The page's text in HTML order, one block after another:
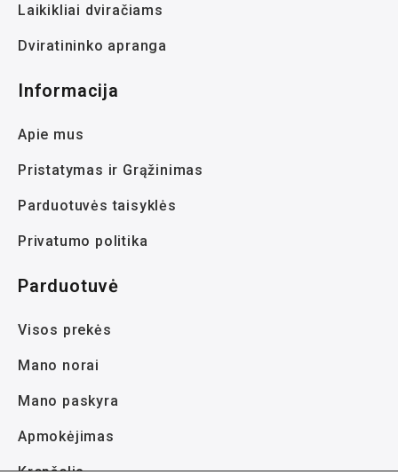
Laikikliai dviračiams
Dviratininko apranga
Informacija
Apie mus
Pristatymas ir Grąžinimas
Parduotuvės taisyklės
Privatumo politika
Parduotuvė
Visos prekės
Mano norai
Mano paskyra
Apmokėjimas